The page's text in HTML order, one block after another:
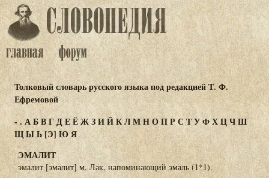
Толковый словарь русского языка под редакцией Т. Ф.
Ефремовой
- . АБВГДЕЁЖЗИЙКЛМНОПР С ТУФХЦЧШ
ЩЫЬ[Э] ЮЯ
ЭМАЛИТ
эмалит [эмалит] м. Лак, напоминающий эмаль (1*1).